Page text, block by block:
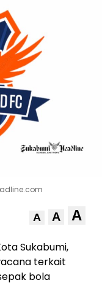
A A A
Sukabumi,
terkait
bola